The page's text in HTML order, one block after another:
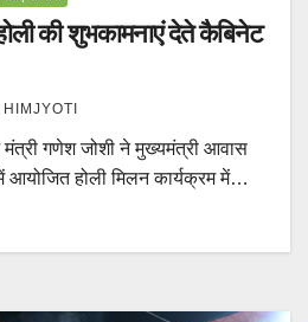
की शुभकामनाएं देते कैबिनेट
HIMJYOTI
मंत्री गणेश जोशी ने मुख्यमंत्री आवास
आयोजित होली मिलन कार्यक्रम में…